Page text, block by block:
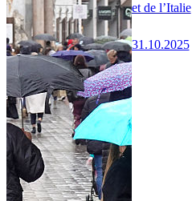
et de l’Italie
31.10.2025